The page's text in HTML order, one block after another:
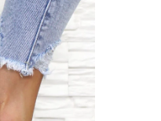
BÍLÉ TENISKY KABPC19WH